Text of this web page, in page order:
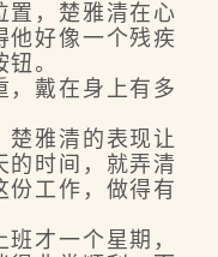
，楚雅清在心
他好像一个残疾
。
戴在身上有多
雅清的表现让
的时间，就弄清
份工作，做得有
才一个星期，